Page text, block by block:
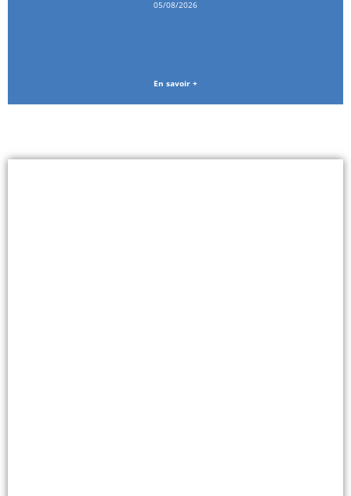
05/08/2026
En savoir +